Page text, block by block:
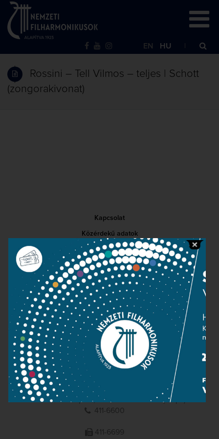
EN HU
Rossini – Tell Vilmos – teljes | Schott
(zongorakivonat)
Kapcsolat
Közérdekű adatok
Sajtószoba
Adatvédelem
Impresszum
NEMZETI
FILHARMONIKUSOK
1095 Budapest, Komor Marcell u. 1. (Müpa)
411-6600
411-6699